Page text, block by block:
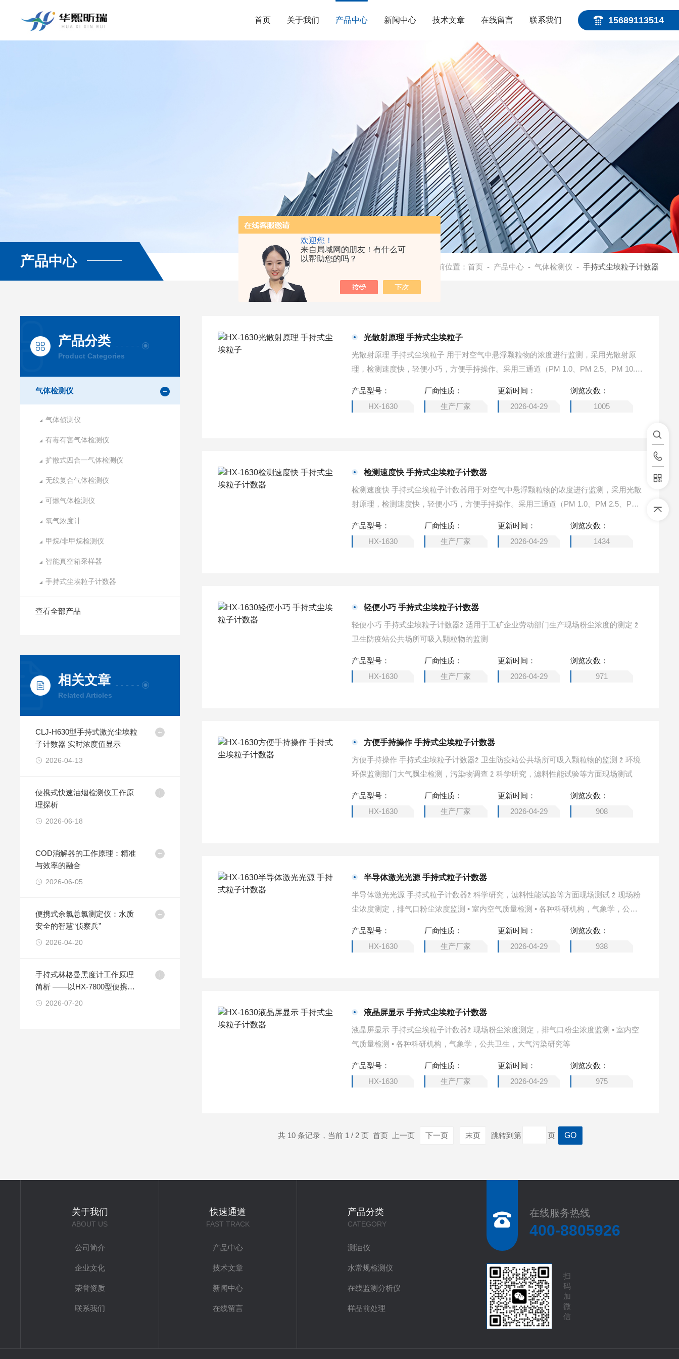
欢迎您！
来自局域网的朋友！有什么可
以帮助您的吗？
15689113514
首页 关于我们 产品中心 新闻中心 技术文章 在线留言 联系我们
产品中心 当前位置： 首页 - 产品中心- 气体检测仪 - 手持式尘埃粒子计数器
产品分类
Product Categories
气体检测仪
气体侦测仪
有毒有害气体检测仪
扩散式四合一气体检测仪
无线复合气体检测仪
可燃气体检测仪
氧气浓度计
甲烷/非甲烷检测仪
智能真空箱采样器
手持式尘埃粒子计数器
查看全部产品
相关文章
Related Articles
CLJ-H630型手持式激光尘埃粒
子计数器 实时浓度值显示
2026-04-13
便携式快速油烟检测仪工作原
理探析
2026-06-18
COD消解器的工作原理：精准
与效率的融合
2026-06-05
便携式余氯总氯测定仪：水质
安全的智慧“侦察兵”
2026-04-20
手持式林格曼黑度计工作原理
简析 ——以HX-7800型便携设
备为例2026-07-20
光散射原理 手持式尘埃粒子
光散射原理 手持式尘埃粒子 用于对空气中悬浮颗粒物的浓度进行监测，采用光散射原
理，检测速度快，轻便小巧，方便手持操作。采用三通道（PM 1.0、PM 2.5、PM 10.
（PM10）测定方法——光散射法》，符合JJF1190-2008《尘埃粒子计数器校准规
范》，符合国家计量技术规范JJF1716-2018。
产品型号：
HX-1630
厂商性质：
生产厂家
更新时间：
2026-04-29
浏览次数：
1005
检测速度快 手持式尘埃粒子计数器
检测速度快 手持式尘埃粒子计数器用于对空气中悬浮颗粒物的浓度进行监测，采用光散
射原理，检测速度快，轻便小巧，方便手持操作。采用三通道（PM 1.0、PM 2.5、PM
物（PM10）测定方法——光散射法》，符合JJF1190-2008《尘埃粒子计数器校准规
范》，符合国家计量技术规范JJF1716-2018。
产品型号：
HX-1630
厂商性质：
生产厂家
更新时间：
2026-04-29
浏览次数：
1434
轻便小巧 手持式尘埃粒子计数器
轻便小巧 手持式尘埃粒子计数器ž 适用于工矿企业劳动部门生产现场粉尘浓度的测定 ž
卫生防疫站公共场所可吸入颗粒物的监测
产品型号：
HX-1630
厂商性质：
生产厂家
更新时间：
2026-04-29
浏览次数：
971
方便手持操作 手持式尘埃粒子计数器
方便手持操作 手持式尘埃粒子计数器ž 卫生防疫站公共场所可吸入颗粒物的监测 ž 环境
环保监测部门大气飘尘检测，污染物调查 ž 科学研究，滤料性能试验等方面现场测试
产品型号：
HX-1630
厂商性质：
生产厂家
更新时间：
2026-04-29
浏览次数：
908
半导体激光光源 手持式粒子计数器
半导体激光光源 手持式粒子计数器ž 科学研究，滤料性能试验等方面现场测试 ž 现场粉
尘浓度测定，排气口粉尘浓度监测 • 室内空气质量检测 • 各种科研机构，气象学，公共
产品型号：
HX-1630
厂商性质：
生产厂家
更新时间：
2026-04-29
浏览次数：
938
液晶屏显示 手持式尘埃粒子计数器
液晶屏显示 手持式尘埃粒子计数器ž 现场粉尘浓度测定，排气口粉尘浓度监测 • 室内空
气质量检测 • 各种科研机构，气象学，公共卫生，大气污染研究等
产品型号：
HX-1630
厂商性质：
生产厂家
更新时间：
2026-04-29
浏览次数：
975
共 10 条记录，当前 1 / 2 页 首页 上一页 下一页 末页 跳转到第 页
关于我们
ABOUT US
公司简介
企业文化
荣誉资质
联系我们
快速通道
FAST TRACK
产品中心
技术文章
新闻中心
在线留言
产品分类
CATEGORY
测油仪
水常规检测仪
在线监测分析仪
样品前处理
在线服务热线
400-8805926
扫
码
加
微
信